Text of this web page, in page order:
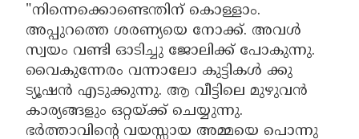
"നിന്നെക്കൊണ്ടെന്തിന് കൊള്ളാം.
അപ്പുറത്തെ ശരണ്യയെ നോക്ക്. അവൾ
സ്വയം വണ്ടി ഓടിച്ചു ജോലിക്ക് പോകുന്നു.
വൈകുന്നേരം വന്നാലോ കുട്ടികൾ ക്കു
ട്യൂഷൻ എടുക്കുന്നു. ആ വീട്ടിലെ മുഴുവൻ
കാര്യങ്ങളും ഒറ്റയ്ക്ക് ചെയ്യുന്നു.
ഭർത്താവിന്റെ വയസ്സായ അമ്മയെ പൊന്നു